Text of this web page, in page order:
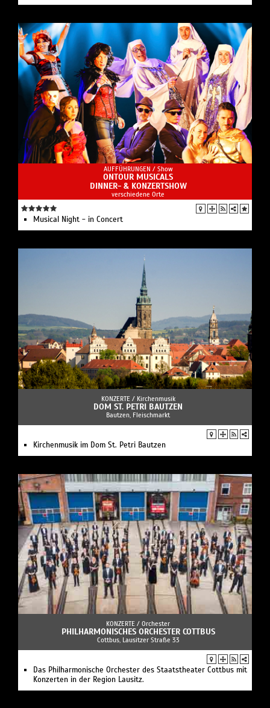
AUFFÜHRUNGEN / Show
ONTOUR MUSICALS
DINNER- & KONZERTSHOW
verschiedene Orte
Musical Night - in Concert
KONZERTE / Kirchenmusik
DOM ST. PETRI BAUTZEN
Bautzen, Fleischmarkt
Kirchenmusik im Dom St. Petri Bautzen
KONZERTE / Orchester
PHILHARMONISCHES ORCHESTER COTTBUS
Cottbus, Lausitzer Straße 33
Das Philharmonische Orchester des Staatstheater Cottbus mit
Konzerten in der Region Lausitz.